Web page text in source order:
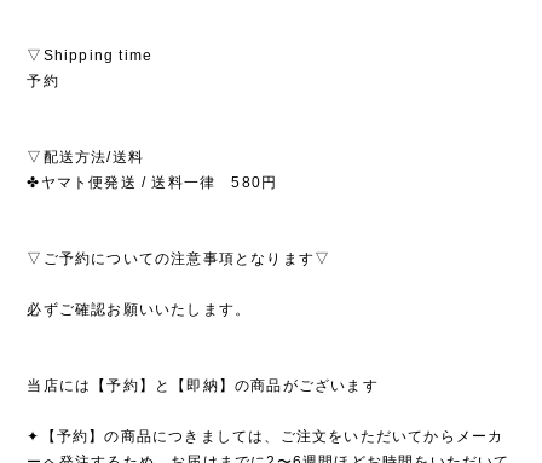
▽Shipping time
予約
▽配送方法/送料
✤ヤマト便発送 / 送料一律 580円
▽ご予約についての注意事項となります▽
必ずご確認お願いいたします。
当店には【予約】と【即納】の商品がございます
✦【予約】の商品につきましては、ご注文をいただいてからメーカ